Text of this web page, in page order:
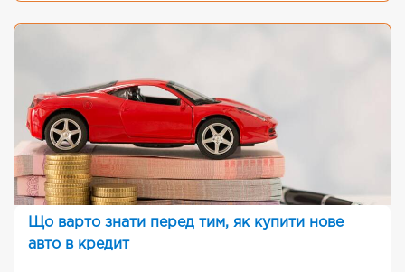
Що варто знати перед тим, як купити нове
авто в кредит